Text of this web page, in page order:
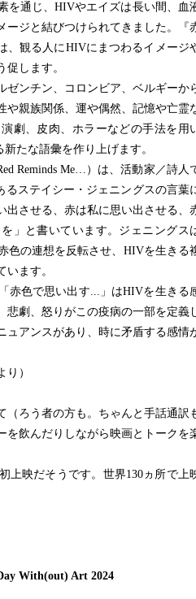
を通じ、HIVやエイズは長い間、血
ージと結びつけられてきました。『
、観る人にHIVにまつわるイメージ
します。
ンチン、コロンビア、ベルギーか
や親族関係、運や偶然、記憶や亡霊
劇、皮肉、ホラーなどの手法を用
たな語彙を作り上げます。
Reminds Me…）は、活動家／詩人
ステイシー・ジェニングスの言葉
出させる、赤は私に思い出させる、
」と書いています。ジェニングス
色の連想を反転させ、HIVを生きる
ます。
赤色で思い出す...」はHIVを生きる
悲劇、怒りがこの疫病の一部を定義
ュアンスがあり、時に矛盾する感情
り）
ろう者の方も。ちゃんと手話通訳
を飲んだりしながら映画とトークを
上映だそうです。世界130ヵ所で上
With(out) Art 2024